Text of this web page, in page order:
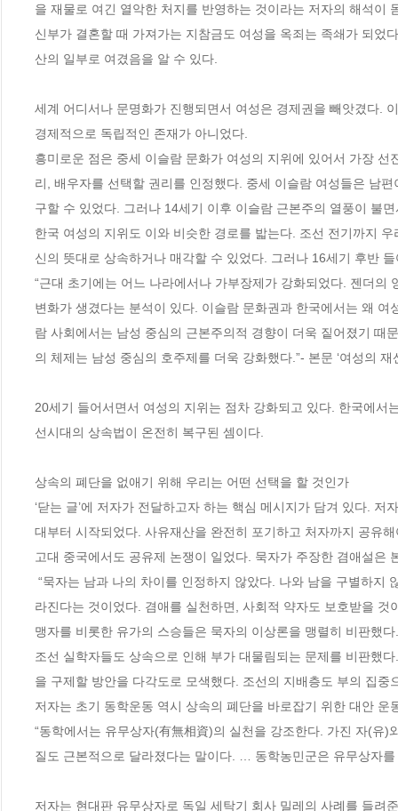
을 재물로 여긴 열악한 처지를 반영하는 것이라는 저자의 해석이
신부가 결혼할 때 가져가는 지참금도 여성을 옥죄는 족쇄가 되었
산의 일부로 여겼음을 알 수 있다.
세계 어디서나 문명화가 진행되면서 여성은 경제권을 빼앗겼다.
경제적으로 독립적인 존재가 아니었다.
흥미로운 점은 중세 이슬람 문화가 여성의 지위에 있어서 가장
리, 배우자를 선택할 권리를 인정했다. 중세 이슬람 여성들은 남
구할 수 있었다. 그러나 14세기 이후 이슬람 근본주의 열풍이 불
한국 여성의 지위도 이와 비슷한 경로를 밟는다. 조선 전기까지
신의 뜻대로 상속하거나 매각할 수 있었다. 그러나 16세기 후반
“근대 초기에는 어느 나라에서나 가부장제가 강화되었다. 젠더
변화가 생겼다는 분석이 있다. 이슬람 문화권과 한국에서는 왜
람 사회에서는 남성 중심의 근본주의적 경향이 더욱 짙어졌기 때
의 체제는 남성 중심의 호주제를 더욱 강화했다.”- 본문 ‘여성의 재
20세기 들어서면서 여성의 지위는 점차 강화되고 있다. 한국에
선시대의 상속법이 온전히 복구된 셈이다.
상속의 폐단을 없애기 위해 우리는 어떤 선택을 할 것인가
‘닫는 글’에 저자가 전달하고자 하는 핵심 메시지가 담겨 있다.
대부터 시작되었다. 사유재산을 완전히 포기하고 처자까지 공유
고대 중국에서도 공유제 논쟁이 일었다. 묵자가 주장한 겸애설은
라진다는 것이었다. 겸애를 실천하면, 사회적 약자도 보호받을
맹자를 비롯한 유가의 스승들은 묵자의 이상론을 맹렬히 비판했
조선 실학자들도 상속으로 인해 부가 대물림되는 문제를 비판했
을 구제할 방안을 다각도로 모색했다. 조선의 지배층도 부의 집
저자는 초기 동학운동 역시 상속의 폐단을 바로잡기 위한 대안 운
“동학에서는 유무상자(有無相資)의 실천을 강조한다. 가진 자(유
질도 근본적으로 달라졌다는 말이다. … 동학농민군은 유무상자
저자는 현대판 유무상자로 독일 세탁기 회사 밀레의 사례를 들려